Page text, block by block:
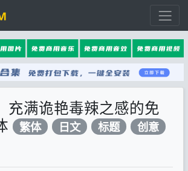
充满诡艳毒辣之感的免
繁体 日文 标题
创意